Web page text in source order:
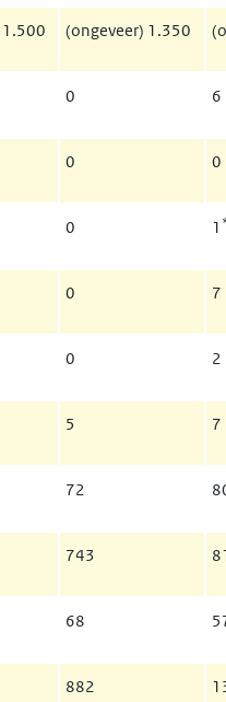
(ongeveer) 1.350
0 6
0 0
0 1
0 7
0 2
5 7
72
743
68
882